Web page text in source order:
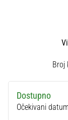
kopačkama
Broj
Dostupno
Očekivani